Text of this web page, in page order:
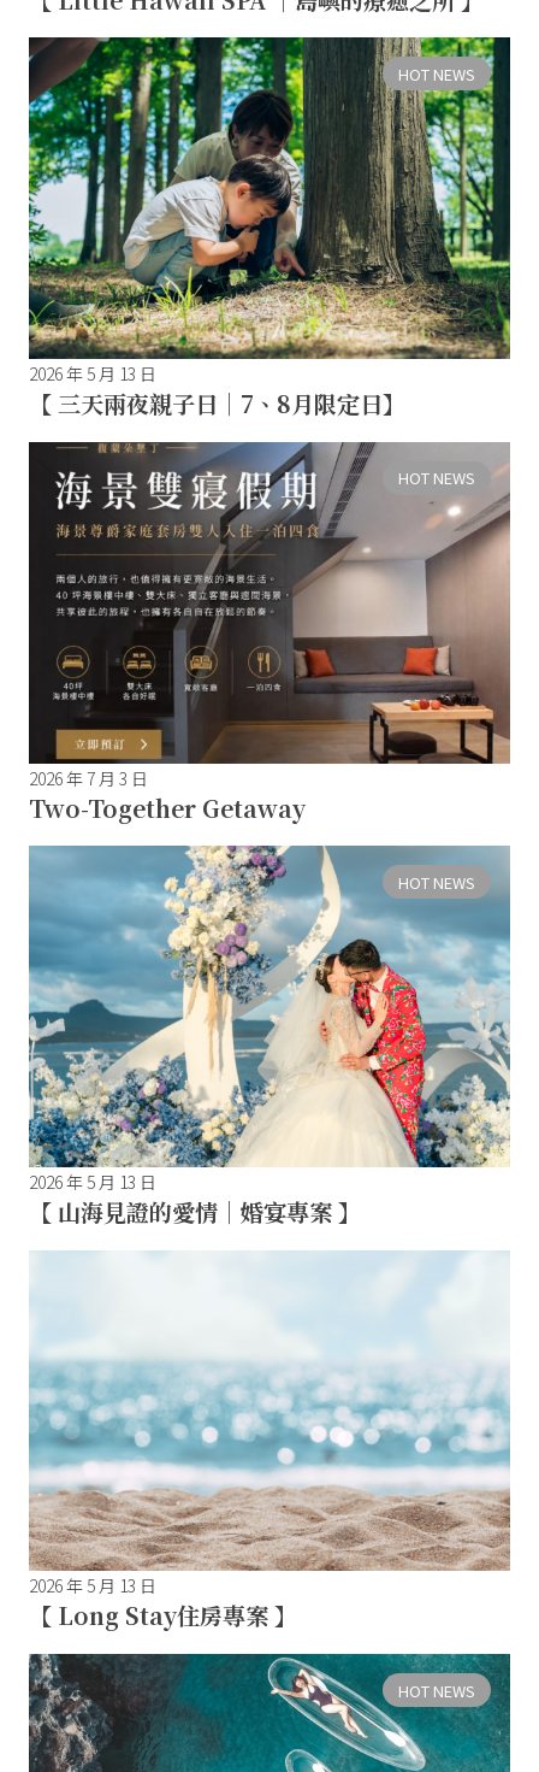
HOT NEWS
2026 年 5 月 13 日
【 三天兩夜親子日｜7、8月限定日】
HOT NEWS
2026 年 7 月 3 日
Two-Together Getaway
HOT NEWS
2026 年 5 月 13 日
【 山海見證的愛情｜婚宴專案 】
2026 年 5 月 13 日
【 Long Stay住房專案 】
HOT NEWS